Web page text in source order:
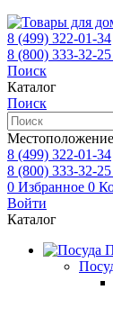
8 (499) 322-01-34
8 (800) 333-32-25
Поиск
Каталог
Поиск
Местоположение
8 (499) 322-01-34
8 (800) 333-32-25
0 Избранное 0
Войти
Каталог